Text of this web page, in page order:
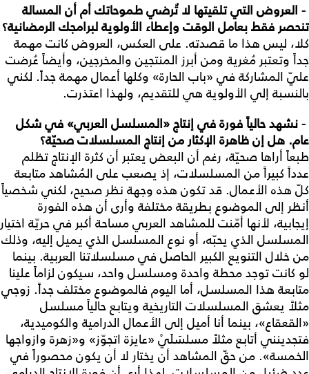
- العروض التي تلقيتها لا تُرضي طموحاتك أم أن المسالة
تنحصر فقط بعامل الوقت وإعطاء الأولوية لبرامجك الرمضانية؟
كلا، ليس هذا ما قصدته. على العكس، العروض كانت مهمة
جداً وتعتبر مُغرية ومن أبرز المنتجين والمخرجين، وأيضاً عُرضت
عليّ المشاركة في «باب الحارة» وكلها أعمال مهمة جداً. لكني
بالنسبة إلي الأولوية هي للتقديم، ولهذا اعتذرت.
- نشهد حالياً فورة في إنتاج «المسلسل العربي» في شكل
عام. هل إن ظاهرة الإكثار من إنتاج المسلسلات صحيّة؟
طبعاً أراها صحيّة، رغم أن البعض يعتبر أن كثرة الإنتاج تظلم
عدداً كبيراً من المسلسلات، إذ يصعب على المُشاهد متابعة
كلّ هذه الأعمال. قد تكون هذه وجهة نظر صحيح، لكني شخصياً
أنظر إلى الموضوع بطريقة مختلفة وأرى أن هذه الفورة
إيجابية، لأنها أمّنت للمشاهد العربي مساحة أكبر في حريّة اختيار
المسلسل الذي يحبّه، أو نوع المسلسل الذي يميل إليه، وذلك
من خلال التنويع الكبير الحاصل في مسلسلاتنا العربية. بينما
لو كانت توجد محطة واحدة ومسلسل واحد، سيكون لزاماً علينا
متابعة هذا المسلسل، أما اليوم فالموضوع مختلف جداً. زوجي
مثلاً يعشق المسلسلات التاريخية ويتابع حالياً مسلسل
«القعقاع»، بينما أنا أميل إلى الأعمال الدرامية والكوميدية،
فتجدينني أتابع مثلاً مسلسَلَيْ «عايزة اتجوّز» و«زهرة وازواجها
الخمسة». من حقّ المشاهد أن يختار لا أن يكون محصوراً في